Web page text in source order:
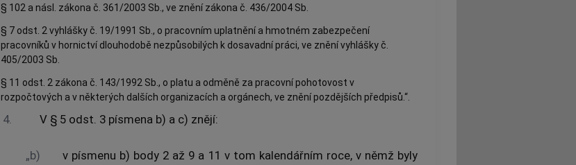
§ 102 a násl. zákona č. 361/2003 Sb., ve znění zákona č. 436/2004 Sb.
§ 7 odst. 2 vyhlášky č. 19/1991 Sb., o pracovním uplatnění a hmotném zabezpečení
pracovníků v hornictví dlouhodobě nezpůsobilých k dosavadní práci, ve znění vyhlášky č.
405/2003 Sb.
§ 11 odst. 2 zákona č. 143/1992 Sb., o platu a odměně za pracovní pohotovost v
rozpočtových a v některých dalších organizacích a orgánech, ve znění pozdějších předpisů.“.
4. V § 5 odst. 3 písmena b) a c) znějí:
„b)
v písmenu b) body 2 až 9 a 11 v tom kalendářním roce, v němž byly